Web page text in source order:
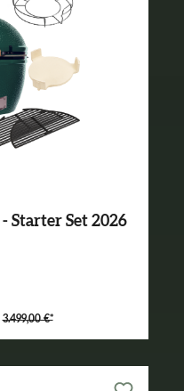
Starter Set 2026
3.499,00 €*